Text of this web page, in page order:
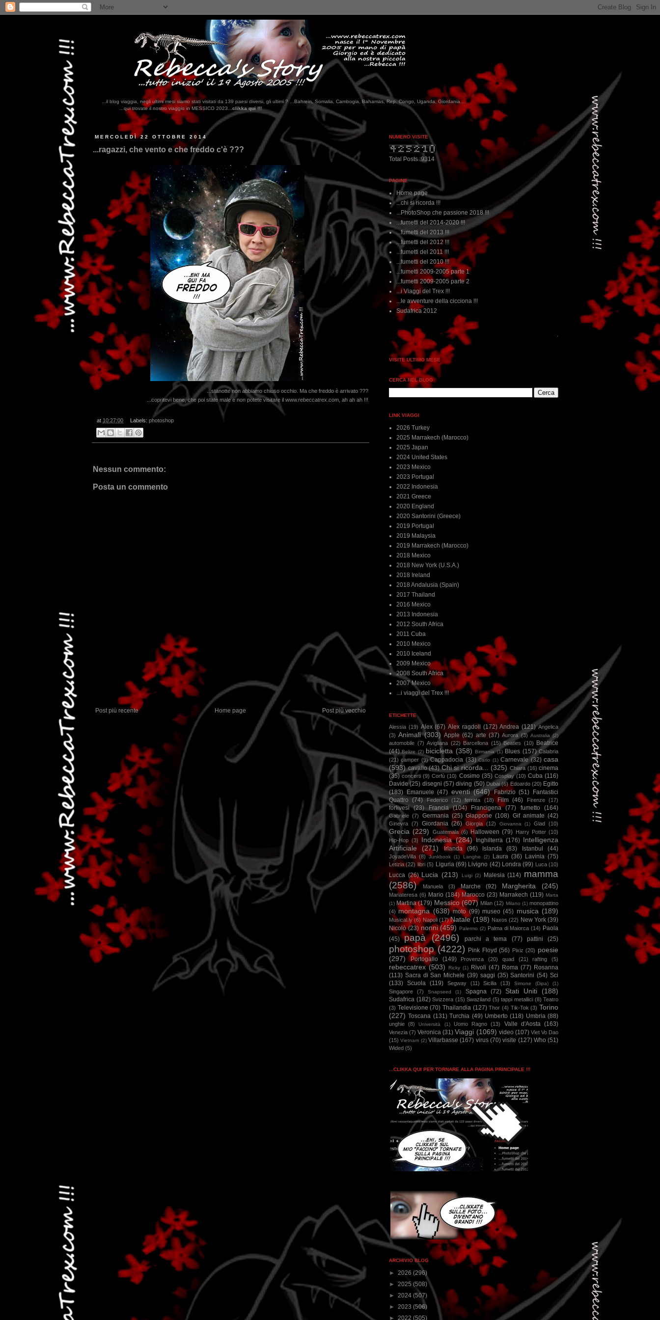
...il blog viaggia, negli ultimi mesi siamo stati visitati da 139 paesi diversi, gli ultimi ? ...Bahrein, Somalia, Cambogia, Bahamas, Rep. Congo, Uganda, Giordania...
...qui trovate il nostro viaggio in MESSICO 2023...clikka qui !!!
MERCOLEDÌ 22 OTTOBRE 2014
...ragazzi, che vento e che freddo c'è ???
...stanotte non abbiamo chiuso occhio. Ma che freddo è arrivato ???
...copritevi bene, che poi state male e non potete visitare il www.rebeccatrex.com, ah ah ah !!!
at 10:27:00 Labels: photoshop
Nessun commento:
Posta un commento
Post più recente Post più vecchio
Home page
NUMERO VISITE
Total Posts :9314
PAGINE
Home page
...chi si ricorda !!!
...PhotoShop che passione 2018 !!!
...fumetti del 2014-2020 !!!
...fumetti del 2013 !!!
...fumetti del 2012 !!!
...fumetti del 2011 !!!
...fumetti del 2010 !!!
...fumetti 2009-2005 parte 1
...fumetti 2009-2005 parte 2
...i Viaggi del Trex !!!
...le avventure della cicciona !!!
Sudafrica 2012
...dai non perdere tempo, clikka "qui", c'è il meglio del
VISITE ULTIMO MESE
CERCA NEL BLOG
LINK VIAGGI
2026 Turkey
2025 Marrakech (Marocco)
2025 Japan
2024 United States
2023 Mexico
2023 Portugal
2022 Indonesia
2021 Greece
2020 England
2020 Santorini (Greece)
2019 Portugal
2019 Malaysia
2019 Marrakech (Marocco)
2018 Mexico
2018 New York (U.S.A.)
2018 Ireland
2018 Andalusia (Spain)
2017 Thailand
2016 Mexico
2013 Indonesia
2012 South Africa
2011 Cuba
2010 Mexico
2010 Iceland
2009 Mexico
2008 South Africa
2007 Mexico
...i viaggi del Trex !!!
ETICHETTE
Alessia (19) Alex (67) Alex ragdoll (172) Andrea (121) Angelica
(3) Animali (303) Apple (62) arte (37) Aurora (3) Australia (2)
automobile (7) Avigliana (22) Barcellona (15) Beatles (10)
Beatrice
(44) Belize (2) bicicletta (358) Birmania (1) Blues (157) Calabria
(21) camper (9) Cappadocia (33) Carlo (1) Carnevale (32) casa
(593) cavallo (43) Chi si ricorda... (325) Chiara (16) cinema
(35) concerti (9) Corfù (10) Cosimo (35) Cosplay (10) Cuba (116)
Davide (25) disegni (57) diving (50) Dubai (6) Edoardo (20) Egitto
(183)
Emanuele (47) eventi (646) Fabrizio (51)
Fantastici
Quattro (74) Federico (12) ferrata (18) Film (46) Firenze (17)
forlivesi (23) Francia (104) Francigena (77) fumetto (164)
Gabriele (7) Germania (25) Giappone (108) Gif animate (42)
Ginevra (7) Giordania (26) Giorgia (12) Giovanna (1) Glad (10)
Grecia (229) Guatemala (6) Halloween (79) Harry Potter (10)
Hip-Hop (3) Indonesia (284) Inghilterra (176) Intelligenza
Artificiale
(271) Irlanda (96) Islanda (83) Istanbul (44)
JoyadeVilla (8) Junkbook (1) Langhe (2) Laura (36) Lavinia (75)
Letizia (22) libri (5) Liguria (69) Livigno (42) Londra (99) Luca (10)
Lucca (26) Lucia (213) Luigi (2) Malesia (114) mamma
(2586)
Manuela (3) Marche (92) Margherita (245)
Mariateresa (6) Mario (184) Marocco (23) Marrakech (119) Marta
(1) Martina (179) Messico (607) Milan (12) Milano (1) monopattino
(4) montagna (638) moto (99) museo (45) musica (189)
Musical.ly (6) Napoli (17) Natale (198) Naxos (22) New York (39)
Nicolò (23) nonni (459) Palermo (2) Palma di Maiorca (14) Paola
(45)
papà (2496) parchi a tema (77) pattini (25)
photoshop (4222) Pink Floyd (56) Pixiz (20) poesie
(297)
Portogallo (149) Provenza (20) quad (21) rafting (5)
rebeccatrex (503) Ricky (1) Rivoli (47) Roma (77) Rosanna
(113) Sacra di San Michele (39) saggi (35) Santorini (54) Sci
(133) Scuola (119) Segway (11) Sicilia (13) Simone (Dipa) (1)
Singapore (7) Snapseed (1) Spagna (72) Stati Uniti (188)
Sudafrica (182) Svizzera (15) Swaziland (5) tappi metallici (8) Teatro
(3) Televisione (70) Thailandia (127) Thor (4) Tik-Tok (3) Torino
(227) Toscana (131) Turchia (49) Umberto (118) Umbria (88)
unghie (8) Università (1) Uomo Ragno (13) Valle d'Aosta (163)
Venezia (7) Veronica (31) Viaggi (1069) video (107) Viet Vo Dao
(15) Vietnam (2) Villarbasse (167) virus (70) visite (127) Who (51)
Wided (5)
...CLIKKA QUI PER TORNARE ALLA PAGINA PRINCIPALE !!!
ARCHIVIO BLOG
► 2026 (296)
► 2025 (508)
► 2024 (507)
► 2023 (506)
► 2022 (505)